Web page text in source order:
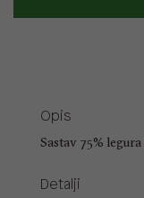
Opis
Sastav 75%
Detalji